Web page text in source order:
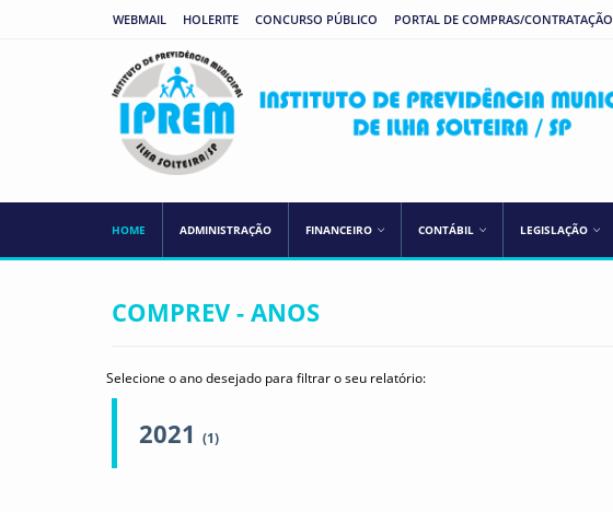
WEBMAIL HOLERITE CONCURSO PÚBLICO PORTAL DE COMPRAS/CONTRATAÇÃO
HOME ADMINISTRAÇÃO FINANCEIRO CONTÁBIL LEGISLAÇÃO
COMPREV - ANOS
Selecione o ano desejado para filtrar o seu relatório:
2021 (1)